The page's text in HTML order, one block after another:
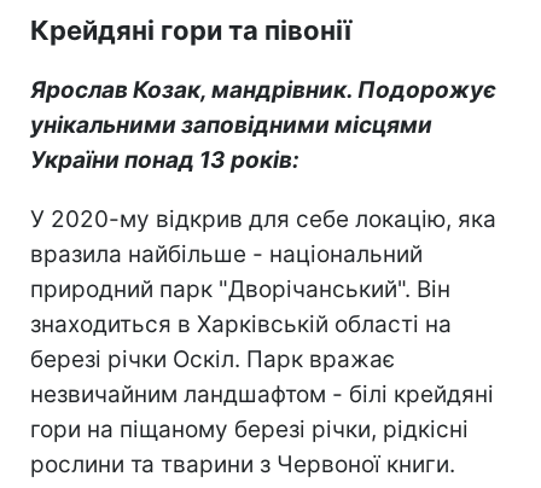
Крейдяні гори та півонії
Ярослав Козак, мандрівник. Подорожує
унікальнимизаповідними місцями
України понад 13 років:
У 2020-му відкрив для себе локацію, яка
вразила найбільше - національний
природний парк "Дворічанський". Він
знаходиться в Харківській області на
березі річки Оскіл. Парк вражає
незвичайним ландшафтом - білі крейдяні
гори на піщаному березі річки, рідкісні
рослини та тварини з Червоної книги.